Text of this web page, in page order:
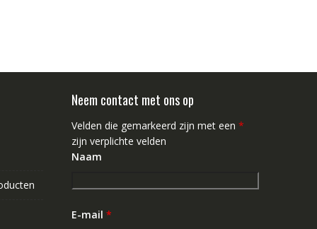
Neem contact met ons op
Velden die gemarkeerd zijn met een *
zijn verplichte velden
Naam
E-mail *